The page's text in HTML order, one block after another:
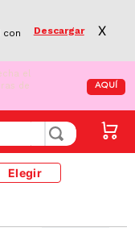
con
Descargar X
el
de
AQUÍ
Elegir